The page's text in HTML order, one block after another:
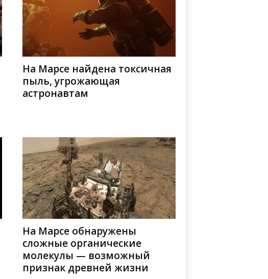
На Марсе найдена токсичная
пыль, угрожающая
астронавтам
На Марсе обнаружены
сложные органические
молекулы — возможный
признак древней жизни